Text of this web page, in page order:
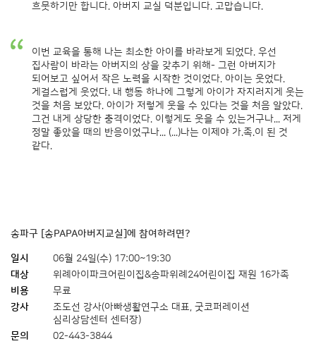
흐뭇하기만 합니다. 아버지 교실 덕분입니다. 고맙습니다.
이번 교육을 통해 나는 최소한 아이를 바라보게 되었다. 우선
집사람이 바라는 아버지의 상을 갖추기 위해- 그런 아버지가
되어보고 싶어서 작은 노력을 시작한 것이었다. 아이는 웃었다.
게걸스럽게 웃었다. 내 행동 하나에 그렇게 아이가 자지러지게 웃는
것을 처음 보았다. 아이가 저렇게 웃을 수 있다는 것을 처음 알았다.
그건 내게 상당한 충격이었다. 이렇게도 웃을 수 있는거구나... 저게
정말 좋았을 때의 반응이었구나... (...)나는 이제야 가.족.이 된 것
같다.
송파구 [송PAPA아버지교실]에 참여하려면?
일시
06월 24일(수) 17:00~19:30
대상
위례아이파크어린이집&송파위례24어린이집 재원 16가족
비용
무료
강사
조도선 강사(아빠생활연구소 대표, 굿코퍼레이션
심리상담센터 센터장)
문의
02-443-3844